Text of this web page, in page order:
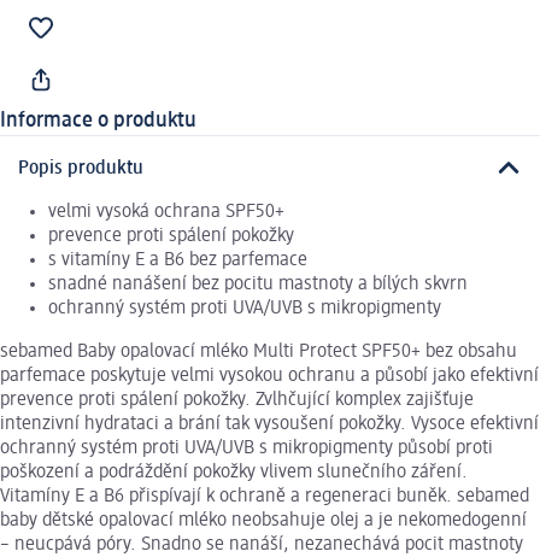
Informace o produktu
Popis produktu
velmi vysoká ochrana SPF50+
prevence proti spálení pokožky
s vitamíny E a B6 bez parfemace
snadné nanášení bez pocitu mastnoty a bílých skvrn
ochranný systém proti UVA/UVB s mikropigmenty
sebamed Baby opalovací mléko Multi Protect SPF50+ bez obsahu
parfemace poskytuje velmi vysokou ochranu a působí jako efektivní
prevence proti spálení pokožky. Zvlhčující komplex zajišťuje
intenzivní hydrataci a brání tak vysoušení pokožky. Vysoce efektivní
ochranný systém proti UVA/UVB s mikropigmenty působí proti
poškození a podráždění pokožky vlivem slunečního záření.
Vitamíny E a B6 přispívají k ochraně a regeneraci buněk. sebamed
baby dětské opalovací mléko neobsahuje olej a je nekomedogenní
– neucpává póry. Snadno se nanáší, nezanechává pocit mastnoty